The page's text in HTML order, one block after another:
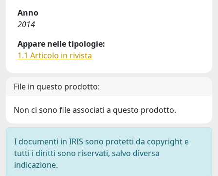
Anno
2014
Appare nelle tipologie:
1.1 Articolo in rivista
File in questo prodotto:
Non ci sono file associati a questo prodotto.
I documenti in IRIS sono protetti da copyright e
tutti i diritti sono riservati, salvo diversa
indicazione.